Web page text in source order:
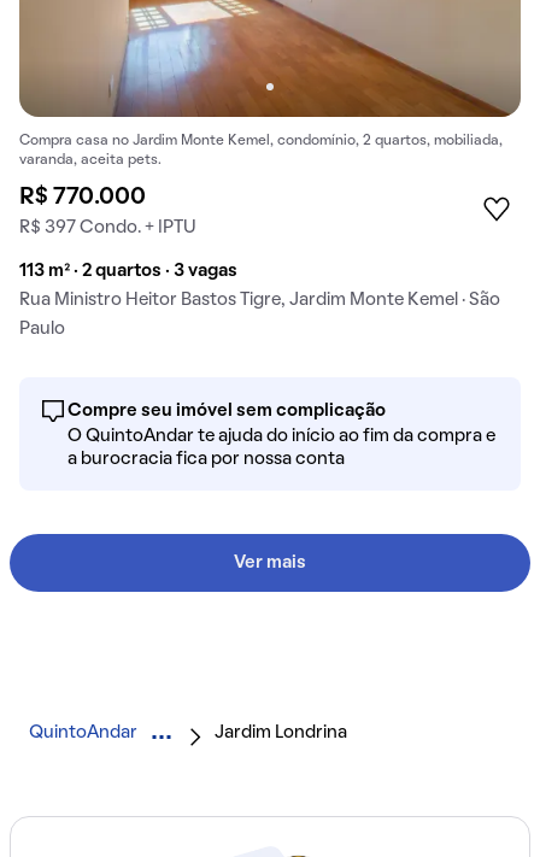
Compra casa no Jardim Monte Kemel, condomínio, 2 quartos, mobiliada,
varanda, aceita pets.
R$ 770.000
R$ 397 Condo. + IPTU
113 m² · 2 quartos · 3 vagas
Rua Ministro Heitor Bastos Tigre, Jardim Monte Kemel · São
Paulo
Compre seu imóvel sem complicação
O QuintoAndar te ajuda do início ao fim da compra e
a burocracia fica por nossa conta
Ver mais
QuintoAndar Jardim Londrina